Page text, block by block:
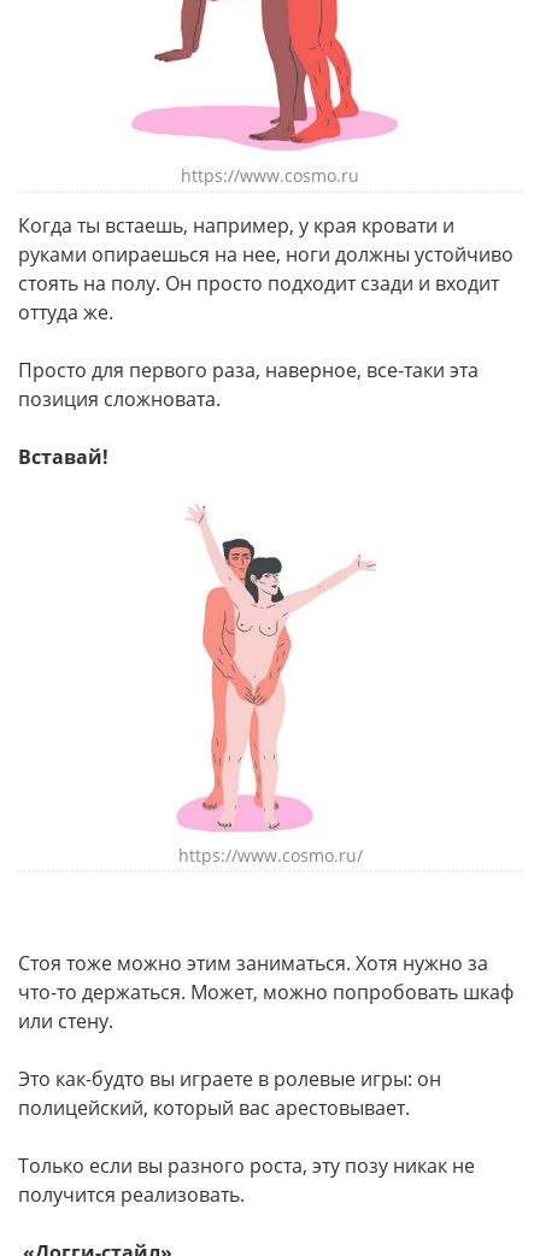
https://www.cosmo.ru
Когда ты встаешь, например, у края кровати и
руками опираешься на нее, ноги должны устойчиво
стоять на полу. Он просто подходит сзади и входит
оттуда же.
Просто для первого раза, наверное, все-таки эта
позиция сложновата.
Вставай!
https://www.cosmo.ru/
Стоя тоже можно этим заниматься. Хотя нужно за
что-то держаться. Может, можно попробовать шкаф
или стену.
Это как-будто вы играете в ролевые игры: он
полицейский, который вас арестовывает.
Только если вы разного роста, эту позу никак не
получится реализовать.